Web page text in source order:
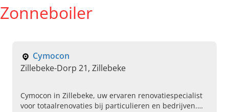
Zonneboiler
Cymocon
Zillebeke-Dorp 21, Zillebeke
Cymocon in Zillebeke, uw ervaren renovatiespecialist
voor totaalrenovaties bij particulieren en bedrijven.